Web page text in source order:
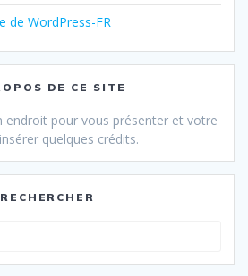
de WordPress-FR
DE CE SITE
endroit pour vous présenter et votre
quelques crédits.
RECHERCHER
: